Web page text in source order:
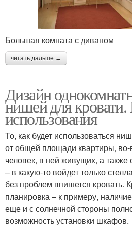
Большая комната с диваном
читать дальше →
Дизайн
нишей для
использования
То, как будет использоваться
от общей площади квартиры, во-
человек, в ней живущих, а
– в какую-то войдет только
без проблем впишется кровать.
планировка – к примеру,
еще и с солнечной стороны
возможность установки шкафов.